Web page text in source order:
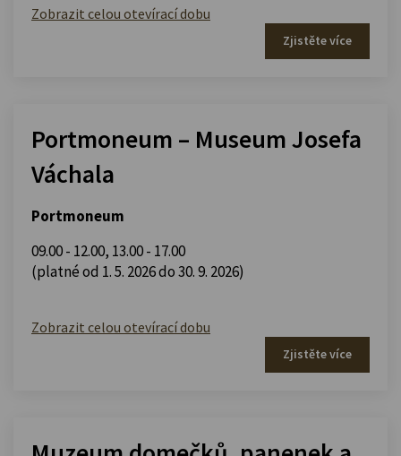
Zobrazit celou otevírací dobu
Zjistěte více
Portmoneum – Museum Josefa
Váchala
Portmoneum
09.00 - 12.00, 13.00 - 17.00
(platné od 1. 5. 2026 do 30. 9. 2026)
Zobrazit celou otevírací dobu
Zjistěte více